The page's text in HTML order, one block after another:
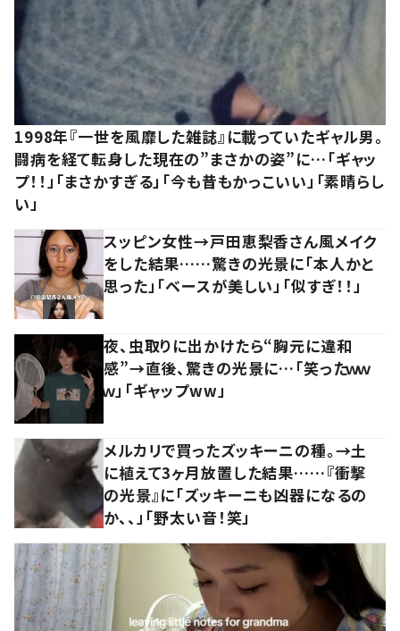
1998年『一世を風靡した雑誌』に載っていたギャル男。
闘病を経て転身した現在の”まさかの姿”に…「ギャッ
プ！！」「まさかすぎる」「今も昔もかっこいい」「素晴らし
い」
スッピン女性→戸田恵梨香さん風メイク
をした結果……驚きの光景に「本人かと
思った」「ベースが美しい」「似すぎ！！」
夜、虫取りに出かけたら“胸元に違和
感”→直後、驚きの光景に…「笑ったｗｗ
ｗ」「ギャップww」
メルカリで買ったズッキーニの種。→土
に植えて3ヶ月放置した結果……『衝撃
の光景』に「ズッキーニも凶器になるの
か、、」「野太い音！笑」